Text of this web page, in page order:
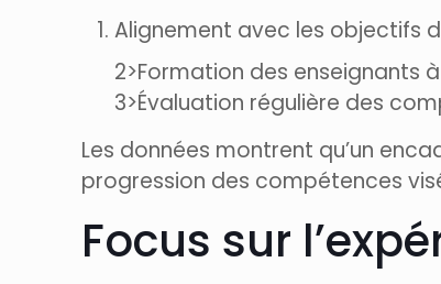
Alignement avec les objectifs
2>Formation des enseignants
3>Évaluation régulière des
Les données montrent qu’un
progression des compétences
Focus sur